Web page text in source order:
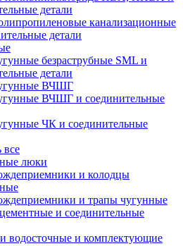
детали
канализационные
детали
безраструбные SML и
детали
ВЧШГ
ВЧШГ и соединительные
ЧК и соединительные
все
люки
и колодцы
и трапы чугунные
и соединительные
водосточные и комплектующие